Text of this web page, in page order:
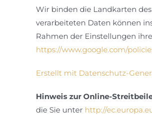
Wir binden die Landkarten des
verarbeiteten Daten können
Rahmen der Einstellungen
https://www.google.com/
Erstellt mit Datenschutz-
Hinweis zur Online-
die Sie unter http://